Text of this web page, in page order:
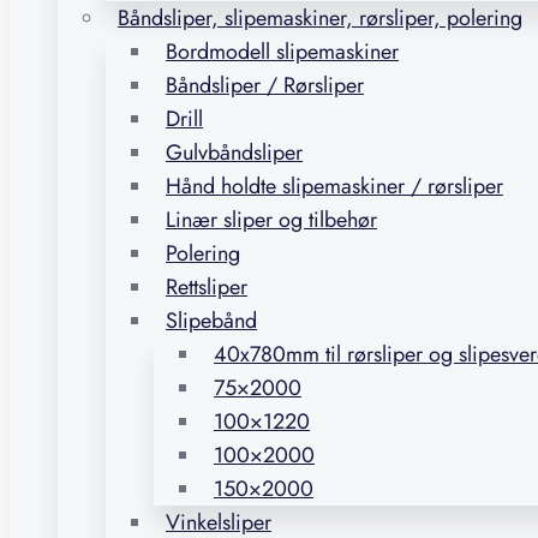
Båndsliper, slipemaskiner, rørsliper, polering
Bordmodell slipemaskiner
Båndsliper / Rørsliper
Drill
Gulvbåndsliper
Hånd holdte slipemaskiner / rørsliper
Linær sliper og tilbehør
Polering
Rettsliper
Slipebånd
40x780mm til rørsliper og
75×2000
100×1220
100×2000
150×2000
Vinkelsliper